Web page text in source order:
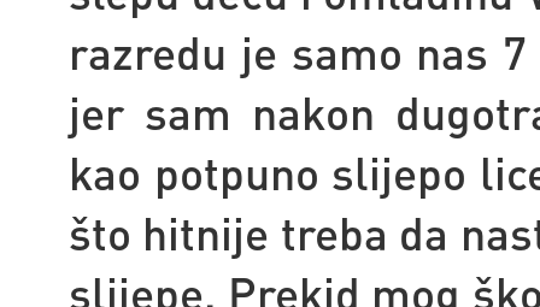
razredu je samo nas
jer sam nakon
kao potpuno slijepo
što hitnije treba da
slijepe. Prekid mog